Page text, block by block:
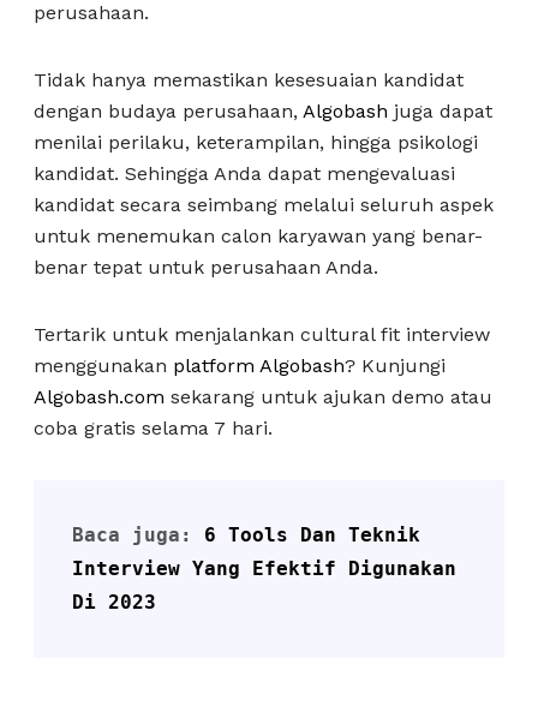
perusahaan.
Tidak hanya memastikan kesesuaian kandidat
dengan budaya perusahaan, Algobash juga dapat
menilai perilaku, keterampilan, hingga psikologi
kandidat. Sehingga Anda dapat mengevaluasi
kandidat secara seimbang melalui seluruh aspek
untuk menemukan calon karyawan yang benar-
benar tepat untuk perusahaan Anda.
Tertarik untuk menjalankan cultural fit interview
menggunakan platform Algobash? Kunjungi
Algobash.com sekarang untuk ajukan demo atau
coba gratis selama 7 hari.
Baca juga: 6 Tools Dan Teknik
Interview Yang Efektif Digunakan
Di 2023